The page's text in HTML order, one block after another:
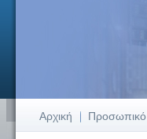
Αρχική Προσωπικό